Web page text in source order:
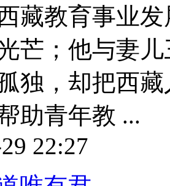
藏教育事业
芒；他与妻
独，却把西
助青年教 ...
22:27